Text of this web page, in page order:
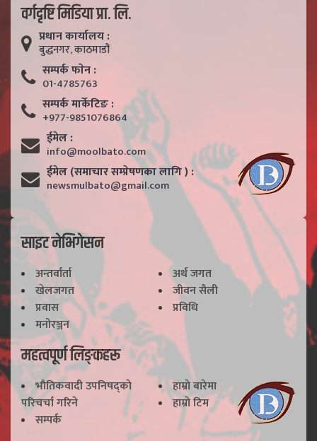
वर्गदृष्टि मिडिया प्रा. लि.
प्रधान कार्यालय :
बुद्धनगर, काठमाडाैं
सम्पर्क फाेन :
01-4785763
सम्पर्क मार्केटिङ :
+977-9851076864
ईमेल :
info@moolbato.com
ईमेल (समाचार सम्प्रेषणका लागि ) :
newsmulbato@gmail.com
साइट नेभिगेसन
अन्तर्वार्ता
अर्थ जगत
खेलजगत
जीवन सैली
प्रवास
प्रविधि
मनोरञ्जन
महत्वपूर्ण लिङ्कहरू
भाैतिकवादी उपनिषद्काे
परिचर्चा गरिने
हाम्राे बारेमा
हाम्राे टिम
सम्पर्क